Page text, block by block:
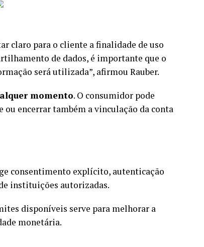
claro para o cliente a finalidade de uso
de dados, é importante que o
será utilizada”, afirmou Rauber.
momento. O consumidor pode
encerrar também a vinculação da conta
consentimento explícito, autenticação
instituições autorizadas.
disponíveis serve para melhorar a
monetária.